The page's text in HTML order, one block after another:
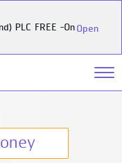
PLC FREE -OnOpen